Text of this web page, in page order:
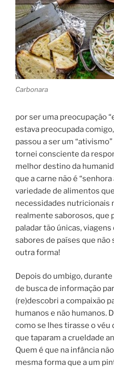
Carbonara
por ser uma preocupação
estava preocupada
passou a ser um
tornei consciente da
melhor destino da
que a carne não é
variedade de alimentos
necessidades nutricionais
realmente saborosos, que
paladar tão únicas,
sabores de países que não
outra forma!
Depois do umbigo,
de busca de informação
(re)descobri a compaixão
humanos e não humanos.
como se lhes tirasse o véu
que taparam a crueldade
Quem é que na infância
mesma forma que a um